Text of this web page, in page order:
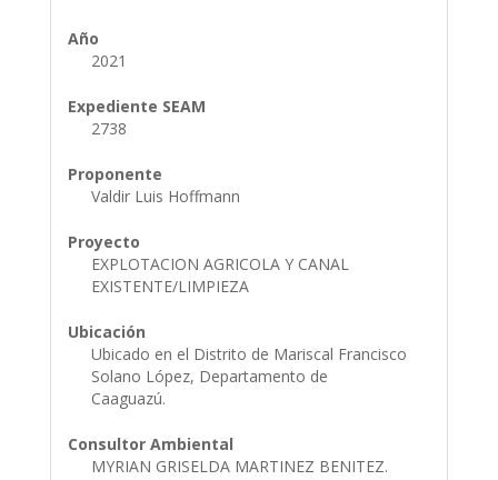
Año
2021
Expediente SEAM
2738
Proponente
Valdir Luis Hoffmann
Proyecto
EXPLOTACION AGRICOLA Y CANAL
EXISTENTE/LIMPIEZA
Ubicación
Ubicado en el Distrito de Mariscal Francisco
Solano López, Departamento de
Caaguazú.
Consultor Ambiental
MYRIAN GRISELDA MARTINEZ BENITEZ.